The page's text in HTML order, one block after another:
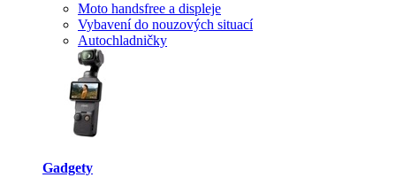
Moto handsfree a displeje
Vybavení do nouzových situací
Autochladničky
Gadgety